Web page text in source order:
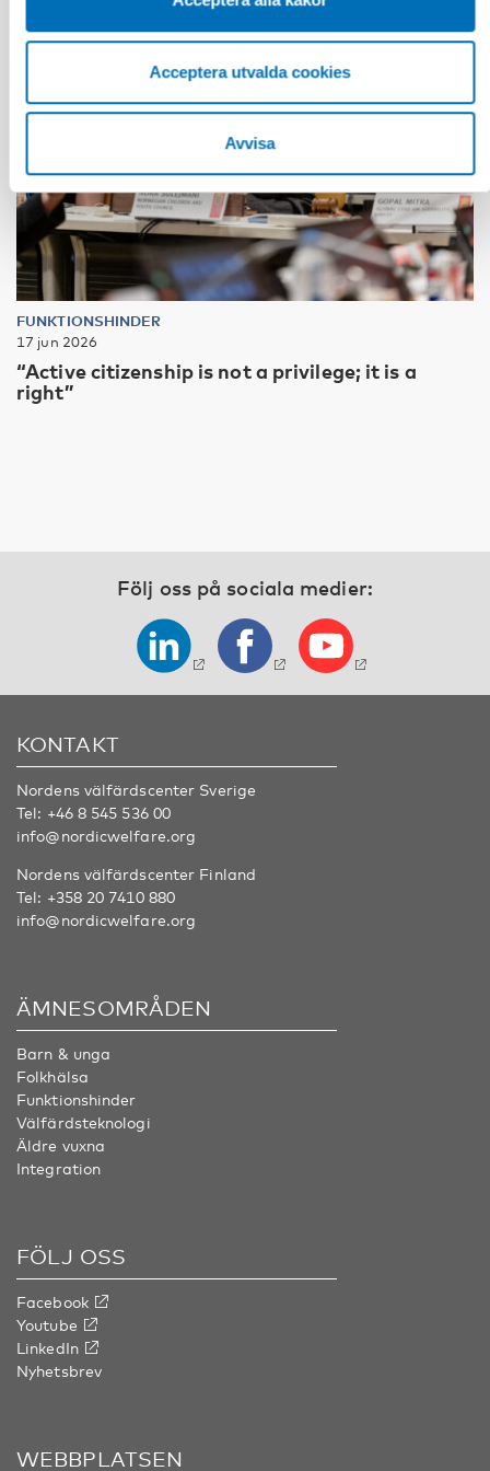
Acceptera utvalda cookies
Avvisa
FUNKTIONSHINDER
17 jun 2026
“Active citizenship is not a privilege; it is a
right”
Följ oss på sociala medier:
KONTAKT
Nordens välfärdscenter Sverige
Tel: +46 8 545 536 00
info@nordicwelfare.org
Nordens välfärdscenter Finland
Tel: +358 20 7410 880
info@nordicwelfare.org
ÄMNESOMRÅDEN
Barn & unga
Folkhälsa
Funktionshinder
Välfärdsteknologi
Äldre vuxna
Integration
FÖLJ OSS
Facebook
Youtube
LinkedIn
Nyhetsbrev
WEBBPLATSEN